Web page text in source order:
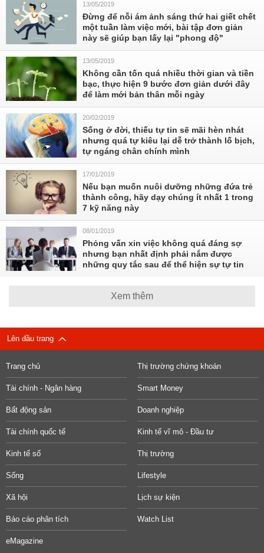
13/05/2019
Đừng để nỗi ám ảnh sáng thứ hai giết chết
một tuần làm việc mới, bài tập đơn giản
này sẽ giúp bạn lấy lại "phong độ"
13/05/2019
Không cần tốn quá nhiều thời gian và tiền
bạc, thực hiện 9 bước đơn giản dưới đây
để làm mới bản thân mỗi ngày
20/02/2019
Sống ở đời, thiếu tự tin sẽ mãi hèn nhát
nhưng quá tự kiêu lại dễ trở thành lố bịch,
tự ngáng chân chính mình
17/01/2019
Nếu bạn muốn nuôi dưỡng những đứa trẻ
thành công, hãy dạy chúng ít nhất 1 trong
7 kỹ năng này
08/01/2019
Phỏng vấn xin việc không quá đáng sợ
nhưng bạn nhất định phải nắm được
những quy tắc sau để thể hiện sự tự tin
Xem thêm
Lên đầu trang
Trang chủ Thị trường chứng khoán
Tài chính - Ngân hàng Smart Money
Bất động sản Doanh nghiệp
Tài chính quốc tế Kinh tế vĩ mô - Đầu tư
Kinh tế số Thị trường
Sống Lifestyle
Xã hội Lịch sự kiện
Báo cáo phân tích Watch List
eMagazine